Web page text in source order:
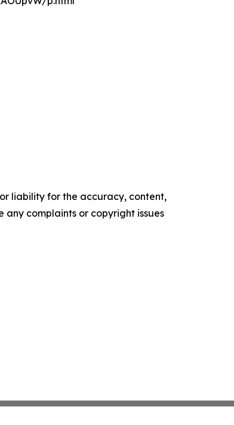
liability for the accuracy, content,
complaints or copyright issues